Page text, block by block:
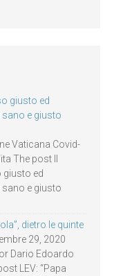
giusto ed
sano e giusto
Vaticana Covid-
The post Il
giusto ed
sano e giusto
dietro le quinte
29, 2020
Dario Edoardo
LEV: “Papa